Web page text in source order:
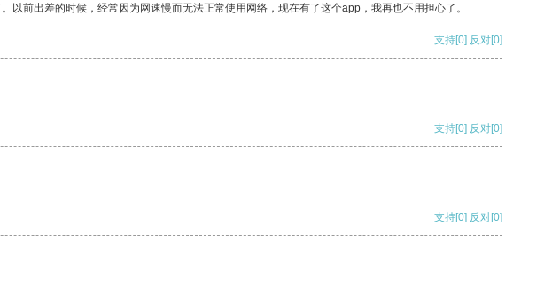
前出差的时候，经常因为网速慢而无法正常使用网络，现在有了这个app，我再也不用担心了。
支持[0] 反对[0]
支持[0] 反对[0]
支持[0] 反对[0]